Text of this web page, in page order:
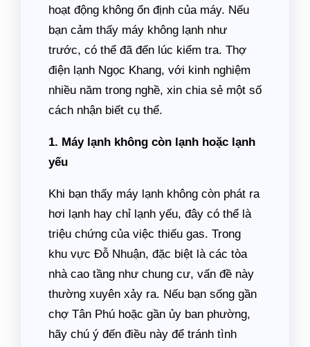
hoạt động không ổn định của máy. Nếu
bạn cảm thấy máy không lạnh như
trước, có thể đã đến lúc kiểm tra. Thợ
điện lạnh Ngọc Khang, với kinh nghiệm
nhiều năm trong nghề, xin chia sẻ một số
cách nhận biết cụ thể.
1. Máy lạnh không còn lạnh hoặc lạnh
yếu
Khi bạn thấy máy lạnh không còn phát ra
hơi lạnh hay chỉ lạnh yếu, đây có thể là
triệu chứng của việc thiếu gas. Trong
khu vực Đỗ Nhuận, đặc biệt là các tòa
nhà cao tầng như chung cư, vấn đề này
thường xuyên xảy ra. Nếu bạn sống gần
chợ Tân Phú hoặc gần ủy ban phường,
hãy chú ý đến điều này để tránh tình